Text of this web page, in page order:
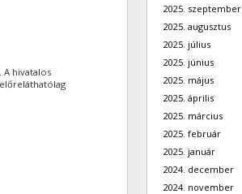
hivatalos
2025. szeptember
2025. augusztus
2025. július
2025. június
2025. május
2025. április
2025. március
2025. február
2025. január
2024. december
2024. november